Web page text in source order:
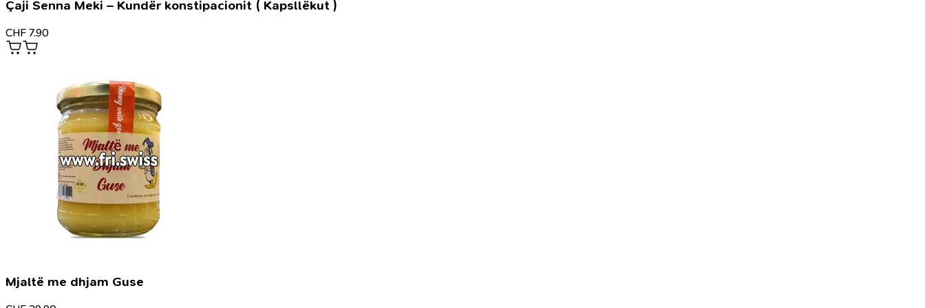
Çaji Senna Meki – Kundër konstipacionit ( Kapsllëkut )
CHF 7.90
Mjaltë me dhjam Guse